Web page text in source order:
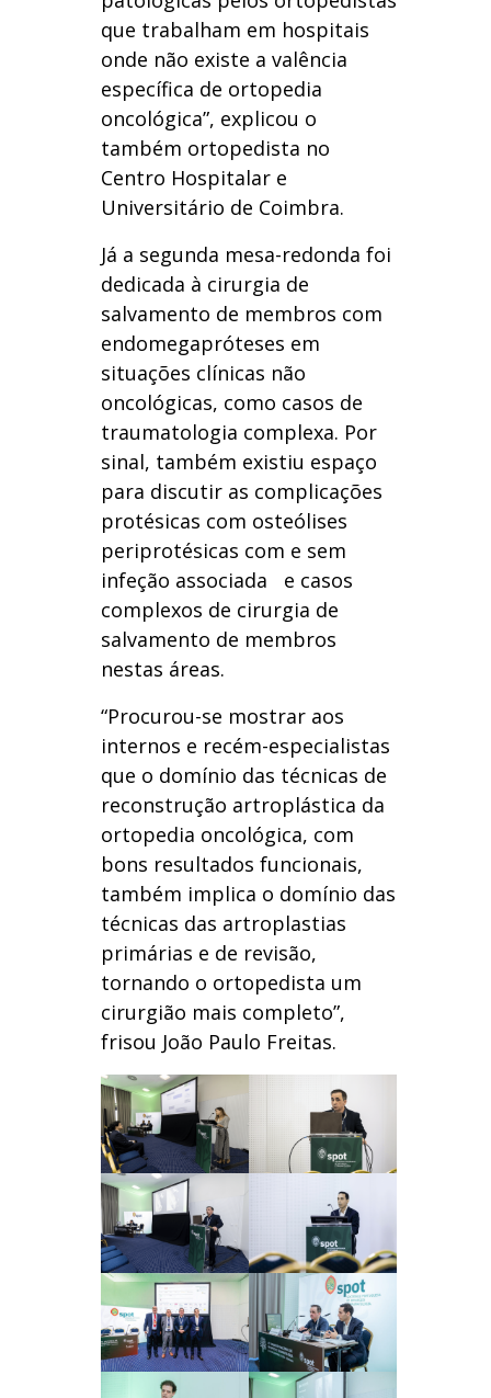
que trabalham em hospitais
onde não existe a valência
específica de ortopedia
oncológica”, explicou o
também ortopedista no
Centro Hospitalar e
Universitário de Coimbra.
Já a segunda mesa-redonda foi
dedicada à cirurgia de
salvamento de membros com
endomegapróteses em
situações clínicas não
oncológicas, como casos de
traumatologia complexa. Por
sinal, também existiu espaço
para discutir as complicações
protésicas com osteólises
periprotésicas com e sem
infeção associada e casos
complexos de cirurgia de
salvamento de membros
nestas áreas.
“Procurou-se mostrar aos
internos e recém-especialistas
que o domínio das técnicas de
reconstrução artroplástica da
ortopedia oncológica, com
bons resultados funcionais,
também implica o domínio das
técnicas das artroplastias
primárias e de revisão,
tornando o ortopedista um
cirurgião mais completo”,
frisou João Paulo Freitas.